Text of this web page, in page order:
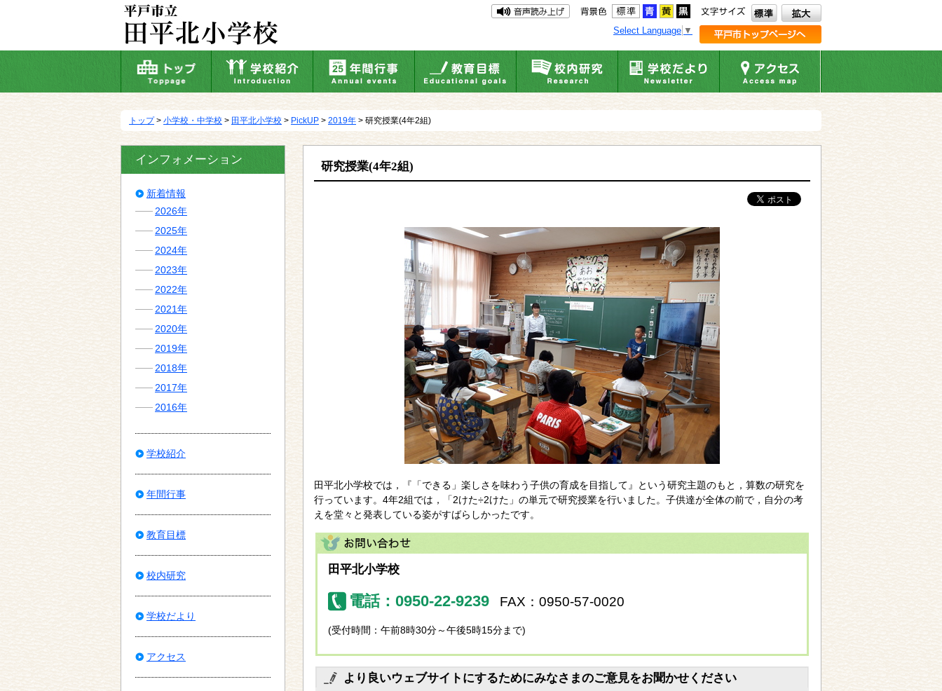
動
Select Language ▼
トップ> 小学校・中学校 > 田平北小学校 > PickUP > 2019年 > 研究授業(4年2組)
研究授業(4年2組)
田平北小学校では，『「できる」楽しさを味わう子供の育成を目指して』という研究主題のもと，算数の研究を
行っています。4年2組では，「2けた÷2けた」の単元で研究授業を行いました。子供達が全体の前で，自分の考
えを堂々と発表している姿がすばらしかったです。
田平北小学校
電話：0950-22-9239 FAX：0950-57-0020
(受付時間：午前8時30分～午後5時15分まで)
より良いウェブサイトにするためにみなさまのご意見をお聞かせください
インフォメーション
新着情報
2026年
2025年
2024年
2023年
2022年
2021年
2020年
2019年
2018年
2017年
2016年
学校紹介
年間行事
教育目標
校内研究
学校だより
アクセス